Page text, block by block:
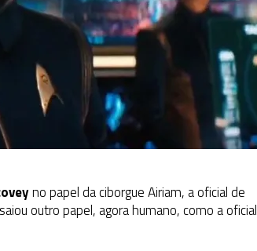
no papel da ciborgue Airiam, a oficial de
outro papel, agora humano, como a oficial